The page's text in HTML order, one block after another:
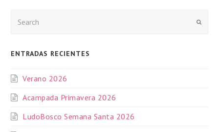
Enviar
ENTRADAS RECIENTES
Verano 2026
Acampada Primavera 2026
LudoBosco Semana Santa 2026